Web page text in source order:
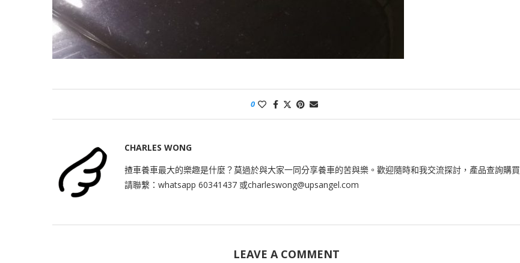
0
CHARLES WONG
揸車養車最大的樂趣是什麼？莫過於與大家一同分享養車的苦與樂。歡迎隨時和我交流探討，產品查詢購買
請聯繫：whatsapp 60341437 或charleswong@upsangel.com
LEAVE A COMMENT